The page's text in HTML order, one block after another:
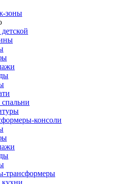
зоны
консоли
трансформеры
кухни